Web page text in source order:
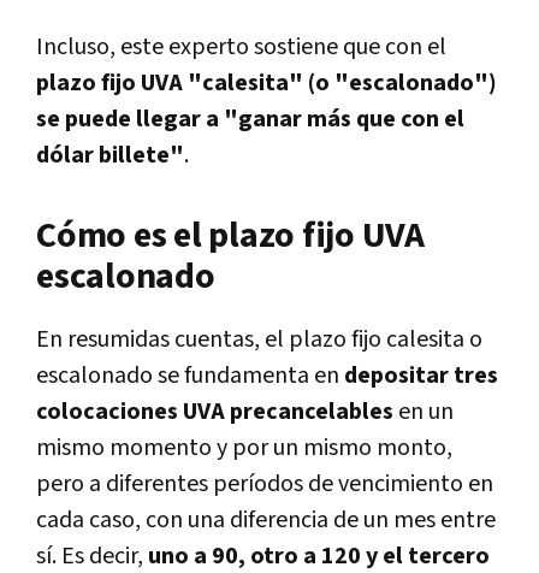
Incluso, este experto sostiene que con el
plazo fijo UVA "calesita" (o "escalonado")
se puede llegar a "ganar más que con el
dólar billete".
Cómo es el plazo fijo UVA
escalonado
En resumidas cuentas, el plazo fijo calesita o
escalonado se fundamenta en depositar tres
colocaciones UVA precancelables en un
mismo momento y por un mismo monto,
pero a diferentes períodos de vencimiento en
cada caso, con una diferencia de un mes entre
sí. Es decir, uno a 90, otro a 120 y el tercero